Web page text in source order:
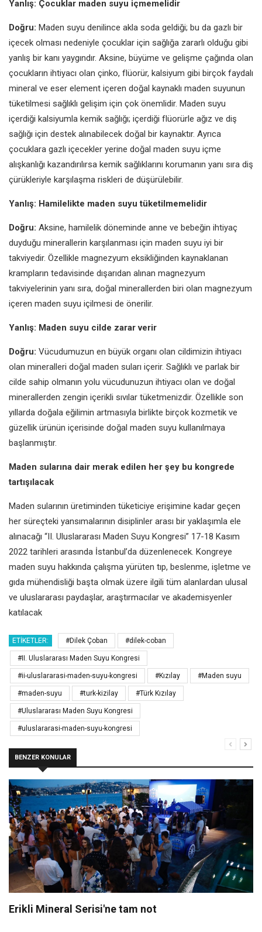
Yanlış: Çocuklar maden suyu içmemelidir
Doğru: Maden suyu denilince akla soda geldiği; bu da gazlı bir
içecek olması nedeniyle çocuklar için sağlığa zararlı olduğu gibi
yanlış bir kanı yaygındır. Aksine, büyüme ve gelişme çağında olan
çocukların ihtiyacı olan çinko, flüorür, kalsiyum gibi birçok faydalı
mineral ve eser element içeren doğal kaynaklı maden suyunun
tüketilmesi sağlıklı gelişim için çok önemlidir. Maden suyu
içerdiği kalsiyumla kemik sağlığı; içerdiği flüorürle ağız ve diş
sağlığı için destek alınabilecek doğal bir kaynaktır. Ayrıca
çocuklara gazlı içecekler yerine doğal maden suyu içme
alışkanlığı kazandırılırsa kemik sağlıklarını korumanın yanı sıra diş
çürükleriyle karşılaşma riskleri de düşürülebilir.
Yanlış: Hamilelikte maden suyu tüketilmemelidir
Doğru: Aksine, hamilelik döneminde anne ve bebeğin ihtiyaç
duyduğu minerallerin karşılanması için maden suyu iyi bir
takviyedir. Özellikle magnezyum eksikliğinden kaynaklanan
krampların tedavisinde dışarıdan alınan magnezyum
takviyelerinin yanı sıra, doğal minerallerden biri olan magnezyum
içeren maden suyu içilmesi de önerilir.
Yanlış: Maden suyu cilde zarar verir
Doğru: Vücudumuzun en büyük organı olan cildimizin ihtiyacı
olan mineralleri doğal maden suları içerir. Sağlıklı ve parlak bir
cilde sahip olmanın yolu vücudunuzun ihtiyacı olan ve doğal
minerallerden zengin içerikli sıvılar tüketmenizdir. Özellikle son
yıllarda doğala eğilimin artmasıyla birlikte birçok kozmetik ve
güzellik ürünün içerisinde doğal maden suyu kullanılmaya
başlanmıştır.
Maden sularına dair merak edilen her şey bu kongrede
tartışılacak
Maden sularının üretiminden tüketiciye erişimine kadar geçen
her süreçteki yansımalarının disiplinler arası bir yaklaşımla ele
alınacağı “II. Uluslararası Maden Suyu Kongresi” 17-18 Kasım
2022 tarihleri arasında İstanbul’da düzenlenecek. Kongreye
maden suyu hakkında çalışma yürüten tıp, beslenme, işletme ve
gıda mühendisliği başta olmak üzere ilgili tüm alanlardan ulusal
ve uluslararası paydaşlar, araştırmacılar ve akademisyenler
katılacak
ETIKETLER: #Dilek Çoban #dilek-coban
#II. Uluslararası Maden Suyu Kongresi
#ii-uluslararasi-maden-suyu-kongresi #Kızılay #Maden suyu
#maden-suyu #turk-kizilay #Türk Kızılay
#Uluslararası Maden Suyu Kongresi
#uluslararasi-maden-suyu-kongresi
BENZER KONULAR
Erikli Mineral Serisi'ne tam not